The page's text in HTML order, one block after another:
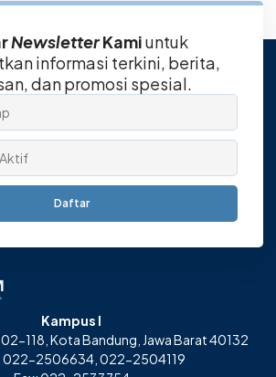
NewsletterKamiuntuk
informasi terkini, berita,
dan promosi spesial.
Daftar
Kampus I
118, Kota Bandung, Jawa Barat 40132
022-2506634, 022-2504119